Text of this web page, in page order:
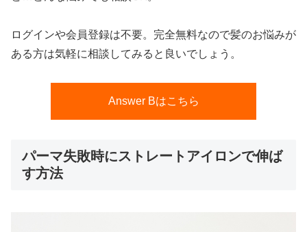
ログインや会員登録は不要。完全無料なので髪のお悩みが
ある方は気軽に相談してみると良いでしょう。
Answer Bはこちら
パーマ失敗時にストレートアイロンで伸ば
す方法